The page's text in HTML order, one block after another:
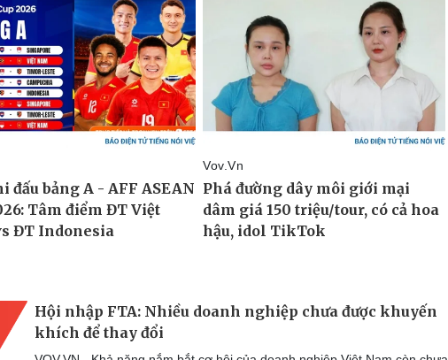
Hội nhập FTA: Nhiều doanh nghiệp chưa được khuyến
khích để thay đổi